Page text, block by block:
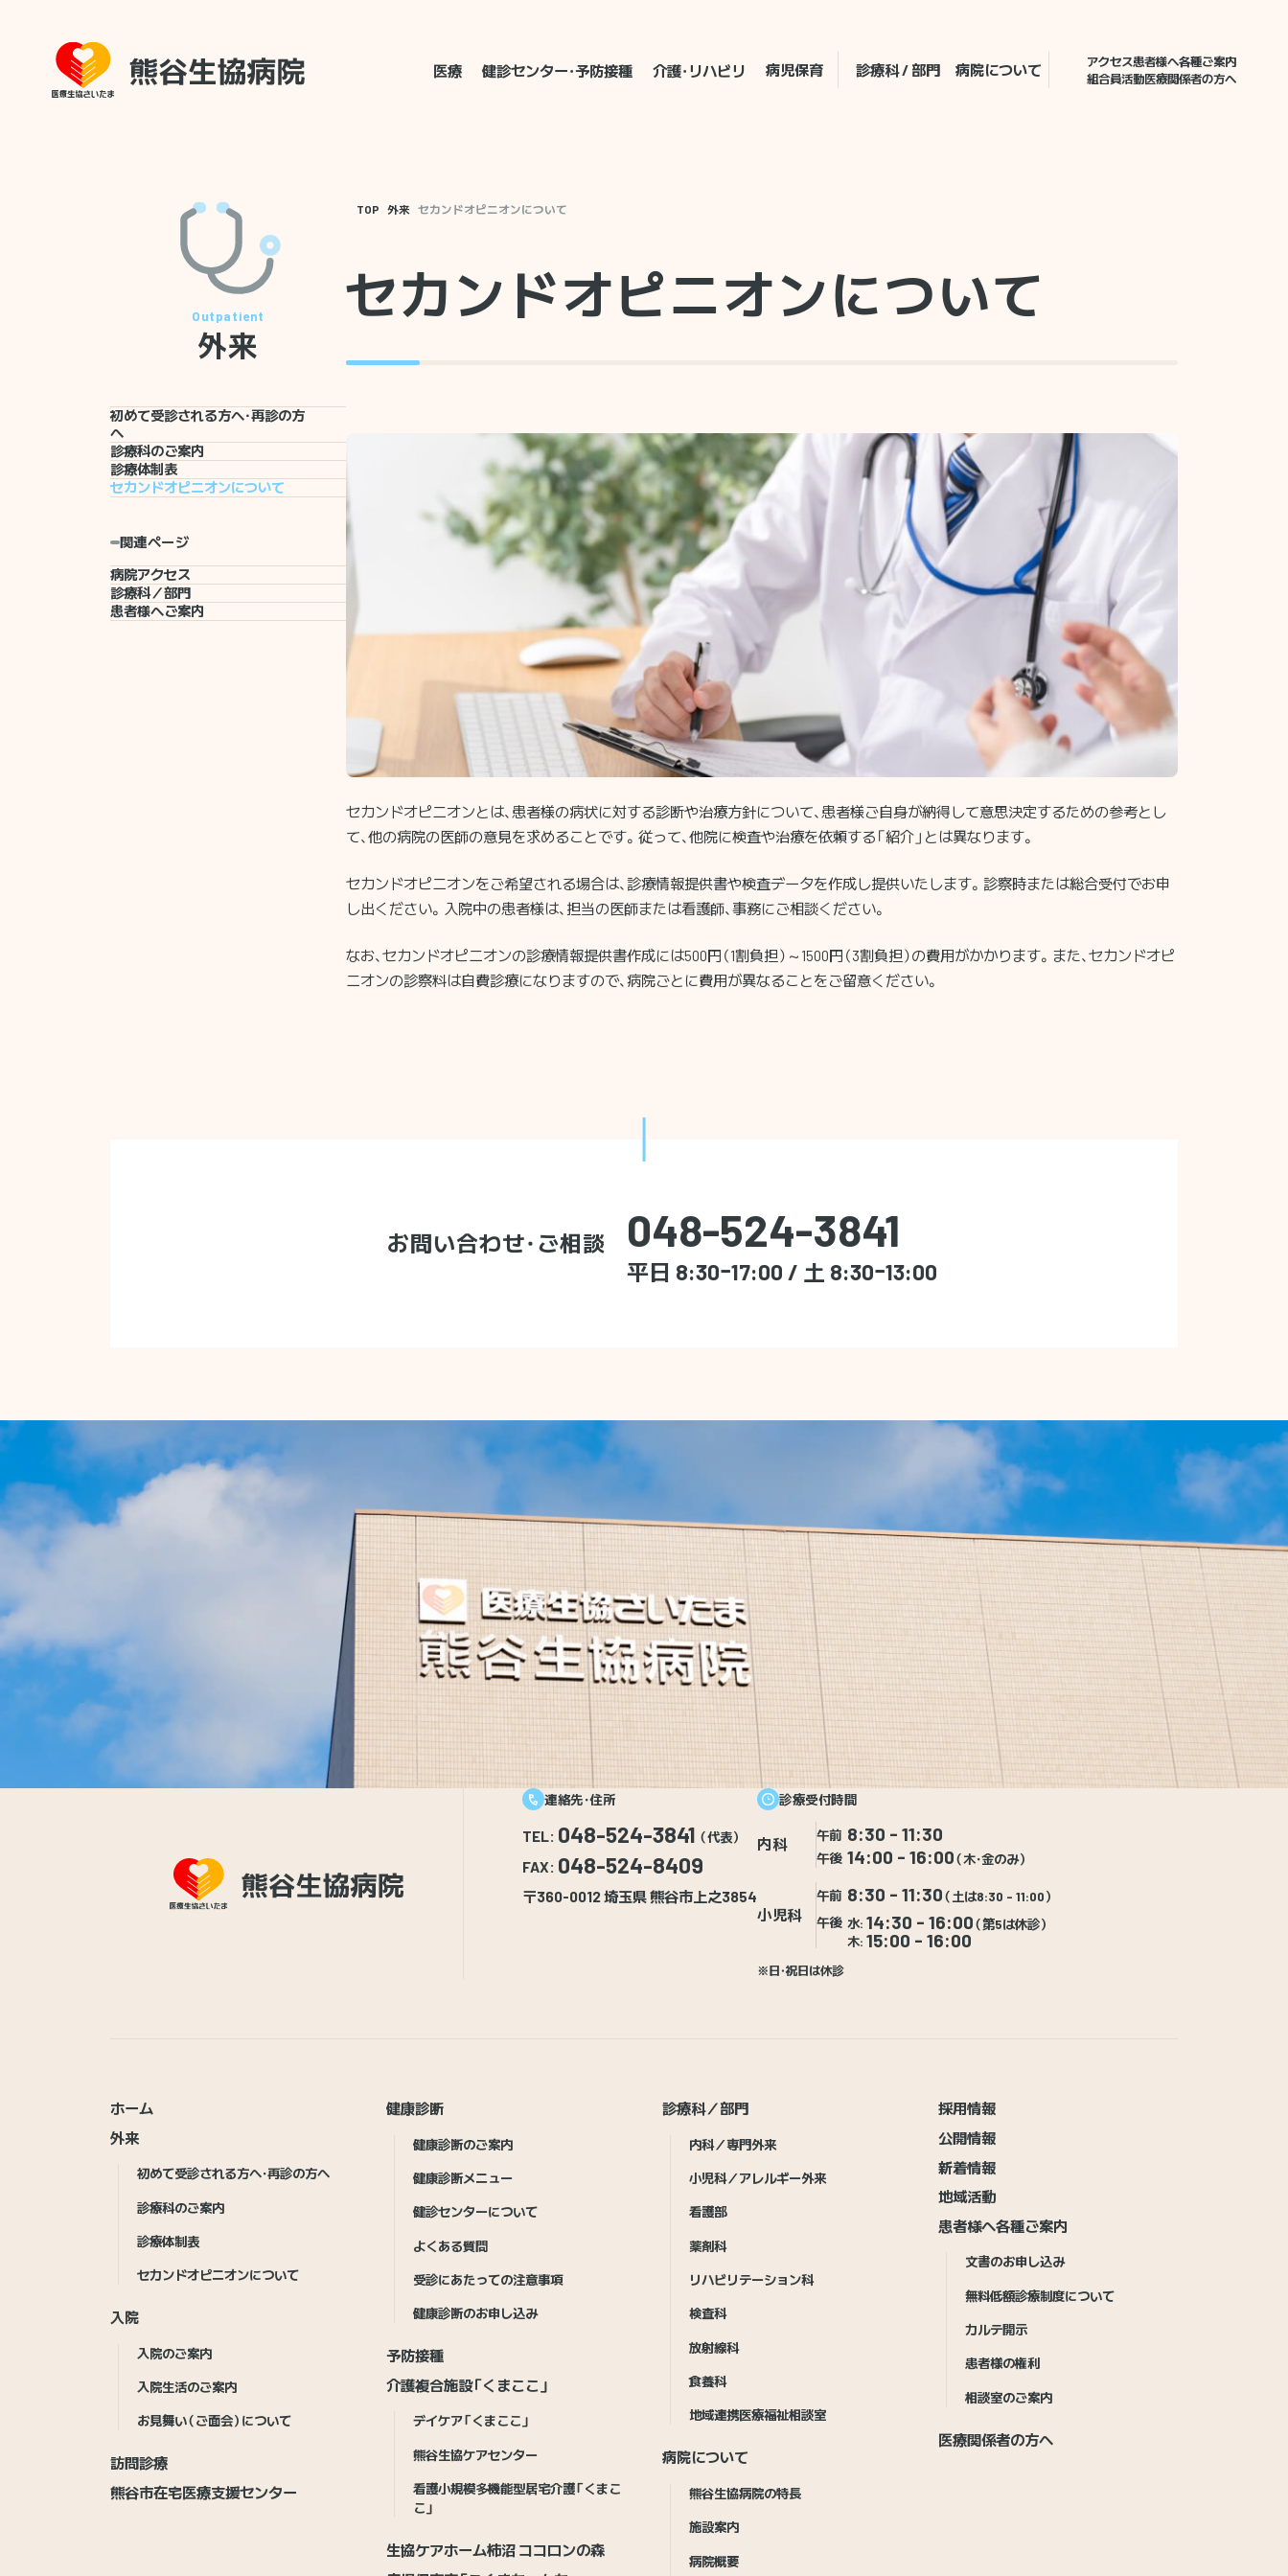
医療 健診センター・予防接種 介護・リハビリ 病児保育 診療科 / 部門 病院について アクセス患者様へ各種ご案内
組合員活動医療関係者の方へ
TOP 外来 セカンドオピニオンについて
セカンドオピニオンについて
セカンドオピニオンとは、患者様の病状に対する診断や治療方針について、患者様ご自身が納得して意思決定するための参考とし
て、他の病院の医師の意見を求めることです。従って、他院に検査や治療を依頼する「紹介」とは異なります。
セカンドオピニオンをご希望される場合は、診療情報提供書や検査データを作成し提供いたします。診察時または総合受付でお申
し出ください。入院中の患者様は、担当の医師または看護師、事務にご相談ください。
なお、セカンドオピニオンの診療情報提供書作成には500円（1割負担）～1500円（3割負担）の費用がかかります。また、セカンドオピ
ニオンの診察料は自費診療になりますので、病院ごとに費用が異なることをご留意ください。
外来
初めて受診される方へ・再診の方
へ
診療科のご案内
診療体制表
セカンドオピニオンについて
関連ページ
病院アクセス
診療科／部門
患者様へご案内
お問い合わせ・ご相談 048-524-3841
平日 8:30ｰ17:00 / 土 8:30ｰ13:00
連絡先・住所
TEL: 048-524-3841 （代表）
FAX: 048-524-8409
〒360-0012 埼玉県 熊谷市上之3854
診療受付時間
内科
午前 8:30 - 11:30
午後 14:00 - 16:00（木・金のみ）
小児科
午前 8:30 - 11:30（土は8:30 - 11:00）
午後 水: 14:30 - 16:00（第5は休診）
木: 15:00 - 16:00
※日・祝日は休診
ホーム
外来
初めて受診される方へ・再診の方へ
診療科のご案内
診療体制表
セカンドオピニオンについて
入院
入院のご案内
入院生活のご案内
お見舞い（ご面会）について
訪問診療
熊谷市在宅医療支援センター
健康診断
健康診断のご案内
健康診断メニュー
健診センターについて
よくある質問
受診にあたっての注意事項
健康診断のお申し込み
予防接種
介護複合施設「くまここ」
デイケア「くまここ」
熊谷生協ケアセンター
看護小規模多機能型居宅介護「くまこ
こ」
生協ケアホーム柿沼 ココロンの森
診療科／部門
内科／専門外来
小児科／アレルギー外来
看護部
薬剤科
リハビリテーション科
検査科
放射線科
食養科
地域連携医療福祉相談室
病院について
熊谷生協病院の特長
施設案内
病院概要
採用情報
公開情報
新着情報
地域活動
患者様へ各種ご案内
文書のお申し込み
無料低額診療制度について
カルテ開示
患者様の権利
相談室のご案内
医療関係者の方へ